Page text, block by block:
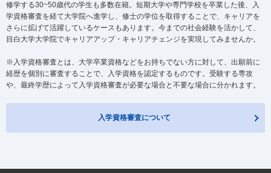
修学する30~50歳代の学生も多数在籍。短期大学や専門学校を卒業した後、入
学資格審査を経て大学院へ進学し、修士の学位を取得することで、キャリアを
さらに拡げて活躍しているケースもあります。今までの社会経験を活かして、
目白大学大学院でキャリアアップ・キャリアチェンジを実現してみませんか。
※入学資格審査とは、大学卒業資格などをお持ちでない方に対して、出願前に
経歴を個別に審査することで、入学資格を認定するものです。受験する専攻
や、最終学歴によって入学資格審査が必要な場合と不要な場合に分かれます。
入学資格審査について